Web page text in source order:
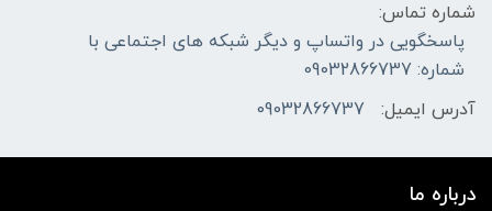
شماره تماس:
پاسخگویی در واتساپ و دیگر شبکه های اجتماعی با
شماره: 09032866737
آدرس ایمیل:
09032866737
درباره ما